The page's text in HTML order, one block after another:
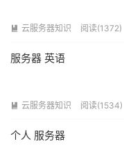
 云服务器知识 阅读(1372)
服务器 英语
 云服务器知识 阅读(1534)
个人 服务器